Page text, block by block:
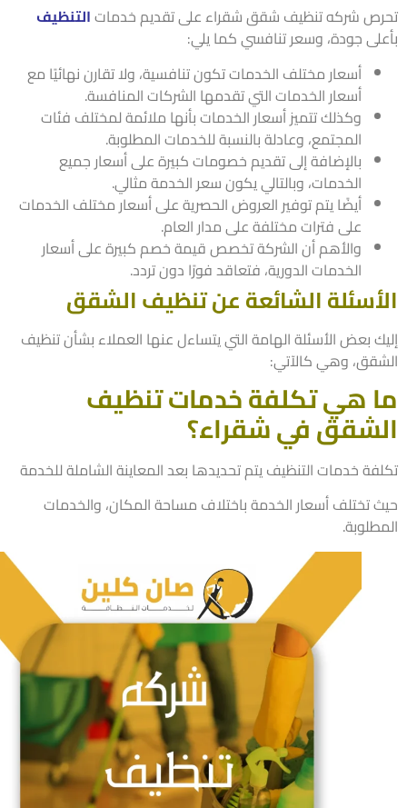
شركه تنظيف شقق شقراء على تقديم خدماتالتنظيف
جودة، وسعر تنافسي كما يلي:
أسعار مختلف الخدمات تكون تنافسية، ولا تقارن نهائيًا مع
أسعار الخدمات التي تقدمها الشركات المنافسة.
وكذلك تتميز أسعار الخدمات بأنها ملائمة لمختلف فئات
المجتمع، وعادلة بالنسبة للخدمات المطلوبة.
بالإضافة إلى تقديم خصومات كبيرة على أسعار جميع
الخدمات، وبالتالي يكون سعر الخدمة مثالي.
أيضًا يتم توفير العروض الحصرية على أسعار مختلف الخدمات
على فترات مختلفة على مدار العام.
والأهم أن الشركة تخصص قيمة خصم كبيرة على أسعار
الخدمات الدورية، فتعاقد فورًا دون تردد.
الشائعة عن تنظيف الشقق
بعض الأسئلة الهامة التي يتساءل عنها العملاء بشأن تنظيف
وهي كالآتي:
هي تكلفة خدمات تنظيف
في شقراء؟
خدمات التنظيف يتم تحديدها بعد المعاينة الشاملة للخدمة
تختلف أسعار الخدمة باختلاف مساحة المكان، والخدمات